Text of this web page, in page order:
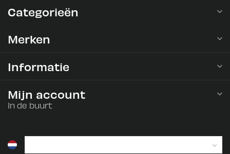
Categorieën
Merken
Informatie
Mijn account
In de buurt